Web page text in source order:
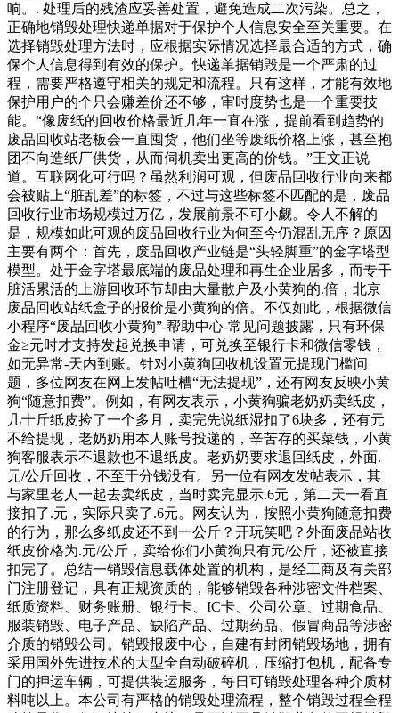
响。. 处理后的残渣应妥善处置，避免造成二次污染。总之，
正确地销毁处理快递单据对于保护个人信息安全至关重要。在
选择销毁处理方法时，应根据实际情况选择最合适的方式，确
保个人信息得到有效的保护。快递单据销毁是一个严肃的过
程，需要严格遵守相关的规定和流程。只有这样，才能有效地
保护用户的个只会赚差价还不够，审时度势也是一个重要技
能。“像废纸的回收价格最近几年一直在涨，提前看到趋势的
废品回收站老板会一直囤货，他们坐等废纸价格上涨，甚至抱
团不向造纸厂供货，从而伺机卖出更高的价钱。”王文正说
道。互联网化可行吗？虽然利润可观，但废品回收行业向来都
会被贴上“脏乱差”的标签，不过与这些标签不匹配的是，废品
回收行业市场规模过万亿，发展前景不可小觑。令人不解的
是，规模如此可观的废品回收行业为何至今仍混乱无序？原因
主要有两个：首先，废品回收产业链是“头轻脚重”的金字塔型
模型。处于金字塔最底端的废品处理和再生企业居多，而专干
脏活累活的上游回收环节却由大量散户及小黄狗的.倍，北京
废品回收站纸盒子的报价是小黄狗的倍。不仅如此，根据微信
小程序“废品回收小黄狗”-帮助中心-常见问题披露，只有环保
金≥元时才支持发起兑换申请，可兑换至银行卡和微信零钱，
如无异常-天内到账。针对小黄狗回收机设置元提现门槛问
题，多位网友在网上发帖吐槽“无法提现”，还有网友反映小黄
狗“随意扣费”。例如，有网友表示，小黄狗骗老奶奶卖纸皮，
几十斤纸皮捡了一个多月，卖完先说纸湿扣了6块多，还有元
不给提现，老奶奶用本人账号投递的，辛苦存的买菜钱，小黄
狗客服表示不退款也不退纸皮。老奶奶要求退回纸皮，外面.
元/公斤回收，不至于分钱没有。另一位有网友发帖表示，其
与家里老人一起去卖纸皮，当时卖完显示.6元，第二天一看直
接扣了.元，实际只卖了.6元。网友认为，按照小黄狗随意扣费
的行为，那么多纸皮还不到一公斤？开玩笑吧？外面废品站收
纸皮价格为.元/公斤，卖给你们小黄狗只有元/公斤，还被直接
扣完了。总结一销毁信息载体处置的机构，是经工商及有关部
门注册登记，具有正规资质的，能够销毁各种涉密文件档案、
纸质资料、财务账册、银行卡、IC卡、公司公章、过期食品、
服装销毁、电子产品、缺陷产品、过期药品、假冒商品等涉密
介质的销毁公司。销毁报废中心，自建有封闭销毁场地，拥有
采用国外先进技术的大型全自动破碎机，压缩打包机，配备专
门的押运车辆，可提供装运服务，每日可销毁处理各种介质材
料吨以上。本公司有严格的销毁处理流程，整个销毁过程全程